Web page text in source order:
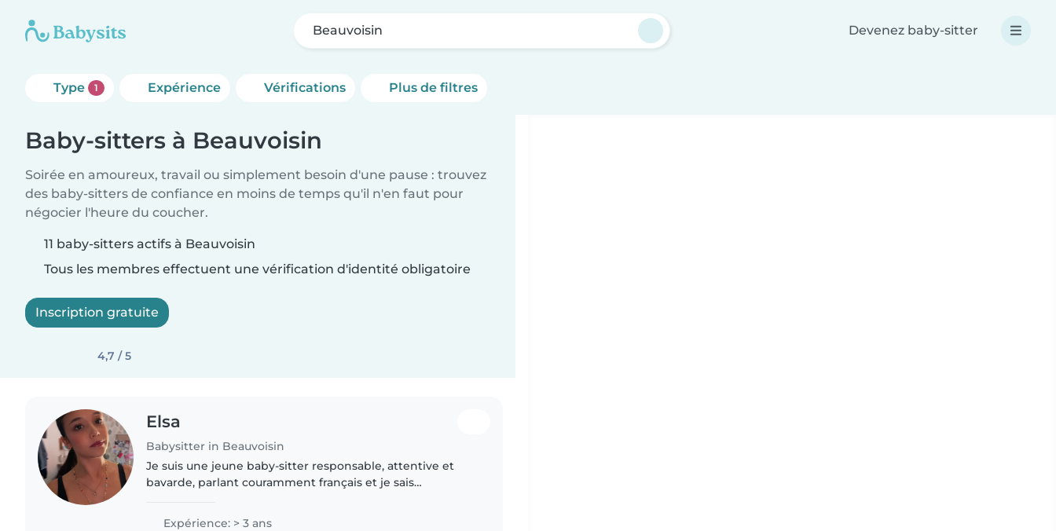
Beauvoisin Devenez baby-sitter
Type 1 Expérience Vérifications Plus de filtres
Baby-sitters à Beauvoisin
Soirée en amoureux, travail ou simplement besoin d'une pause : trouvez
des baby-sitters de confiance en moins de temps qu'il n'en faut pour
négocier l'heure du coucher.
11 baby-sitters actifs à Beauvoisin
Tous les membres effectuent une vérification d'identité obligatoire
Inscription gratuite
4,7 / 5
Elsa
Babysitter in Beauvoisin
Je suis une jeune baby-sitter responsable, attentive et
bavarde, parlant couramment français et je sais
soin d'enfants de..
Expérience: > 3 ans